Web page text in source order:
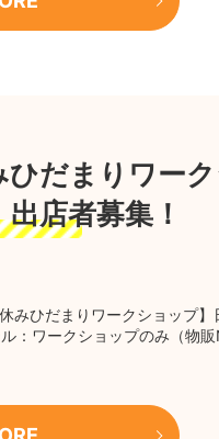
だまりワー
店者募集！
ひだまりワークショップ
ワークショップのみ（物